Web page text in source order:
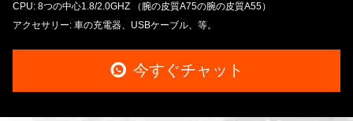
CPU: 8つの中心1.8/2.0GHZ （腕の皮質A75の腕の皮質A55）
アクセサリー: 車の充電器、USBケーブル、等。
今すぐチャット